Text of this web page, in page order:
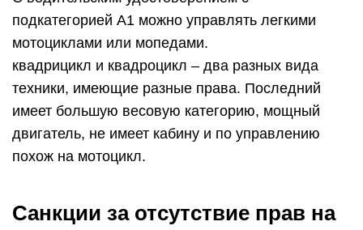
подкатегорией А1 можно управлять легкими
мотоциклами или мопедами.
квадрицикл и квадроцикл – два разных вида
техники, имеющие разные права. Последний
имеет большую весовую категорию, мощный
двигатель, не имеет кабину и по управлению
похож на мотоцикл.
Санкции за отсутствие прав на